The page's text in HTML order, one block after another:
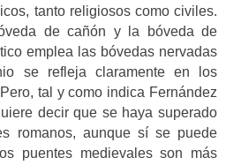
tanto religiosos como civiles.
de cañón y la bóveda de
emplea las bóvedas nervadas
se refleja claramente en los
tal y como indica Fernández
decir que se haya superado
romanos, aunque sí se puede
puentes medievales son más